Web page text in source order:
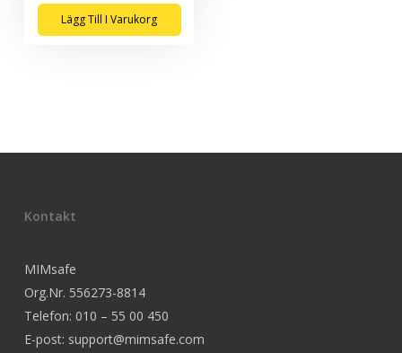
Lägg Till I Varukorg
Kontakt
MIMsafe
Org.Nr. 556273-8814
Telefon: 010 – 55 00 450
E-post: support@mimsafe.com